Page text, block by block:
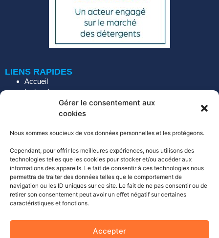
Gérer le consentement aux
cookies
Nous sommes soucieux de vos données personnelles et les protégeons.
Cependant, pour offrir les meilleures expériences, nous utilisons des
technologies telles que les cookies pour stocker et/ou accéder aux
informations des appareils. Le fait de consentir à ces technologies nous
permettra de traiter des données telles que le comportement de
navigation ou les ID uniques sur ce site. Le fait de ne pas consentir ou de
retirer son consentement peut avoir un effet négatif sur certaines
caractéristiques et fonctions.
Accepter
LIENS RAPIDES
Accueil
La boutique
Nos services
Démarche environnementale
A propos de Bioveba
Nous contacter
Mentions Légales
Politique de confidentialité
Conditions générales
Politique de retour